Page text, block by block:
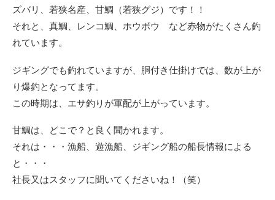
ズバリ、若狭名産、甘鯛（若狭グジ）です！！
それと、真鯛、レンコ鯛、ホウボウ など赤物がたくさん釣
れています。
ジギングでも釣れていますが、胴付き仕掛けでは、数が上が
り爆釣となってます。
この時期は、エサ釣りが軍配が上がっています。
甘鯛は、どこで？と良く聞かれます。
それは・・・漁船、遊漁船、ジギング船の船長情報による
と・・・
社長又はスタッフに聞いてくださいね！（笑）